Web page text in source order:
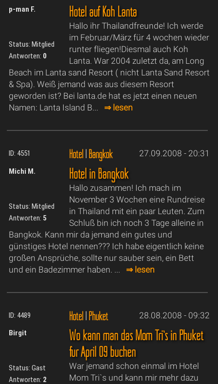
p-man F.
Status: Mitglied
Antworten: 0
Hotel auf Koh Lanta
Hallo ihr Thailandfreunde! Ich werde
im Februar/März für 4 wochen wieder
runter fliegen!Diesmal auch Koh
Lanta. War 2004 zuletzt da, am Long
Beach im Lanta sand Resort ( nicht Lanta Sand Resort
& Spa). Weiß jemand was aus diesem Resort
geworden ist? Bei lanta.de hat es jetzt einen neuen
Namen: Lanta Island B... ⇒ lesen
ID: 4551 Hotel|Bangkok 27.09.2008 - 20:31
Michi M.
Status: Mitglied
Antworten: 5
Hotel in Bangkok
Hallo zusammen! Ich mach im
November 3 Wochen eine Rundreise
in Thailand mit ein paar Leuten. Zum
Schluß bin ich noch 3 Tage alleine in
Bangkok. Kann mir da jemand ein gutes und
günstiges Hotel nennen??? Ich habe eigentlich keine
großen Ansprüche, sollte nur sauber sein, ein Bett
und ein Badezimmer haben. ... ⇒ lesen
ID: 4489 Hotel|Phuket 28.08.2008 - 09:32
Birgit
Status: Gast
Antworten: 2
Wo kann man das Mom Tri`s in Phuket
für April 09 buchen
War jemand schon einmal im Hotel
Mom Tri`s und kann mir mehr dazu